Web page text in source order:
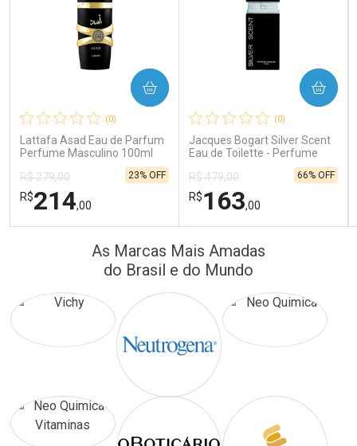
Comprar sem Desconto
Por R$ 24,10/cada
Comprar sem Desconto
Por R$ 24,10/cada
Comprar sem Desconto
Por R$ 16,79/cada
Comprar sem Desconto
Por R$ 16,79/cada
(0)
Lattafa Asad Eau de Parfum
Perfume Masculino 100ml
R$ 279,00
R$214,00
23% OFF
COMPRAR
FECHAR
Ativar Desconto
FECHAR
Por Menos
(0)
Jacques Bogart Silver Scent
Eau de Toilette - Perfume
R$ 479,00
R$163,00
66% OFF
COMPRAR
Laboratório
Ativar Desconto
Por Menos
As Marcas Mais Amadas
do Brasil e do Mundo